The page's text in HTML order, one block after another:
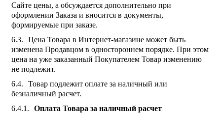
Сайте цены, а обсуждается дополнительно при
оформлении Заказа и вносится в документы,
формируемые при заказе.
Цена Товара в Интернет-магазине может быть
изменена Продавцом в одностороннем порядке. При этом
цена на уже заказанный Покупателем Товар изменению
не подлежит.
Товар подлежит оплате за наличный или
безналичный расчет.
Оплата Товара за наличный расчет